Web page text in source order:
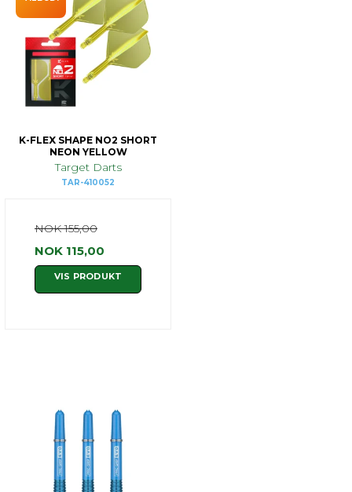
K-FLEX SHAPE NO2 SHORT
NEON YELLOW
Target Darts
TAR-410052
NOK 155,00
NOK 115,00
VIS PRODUKT